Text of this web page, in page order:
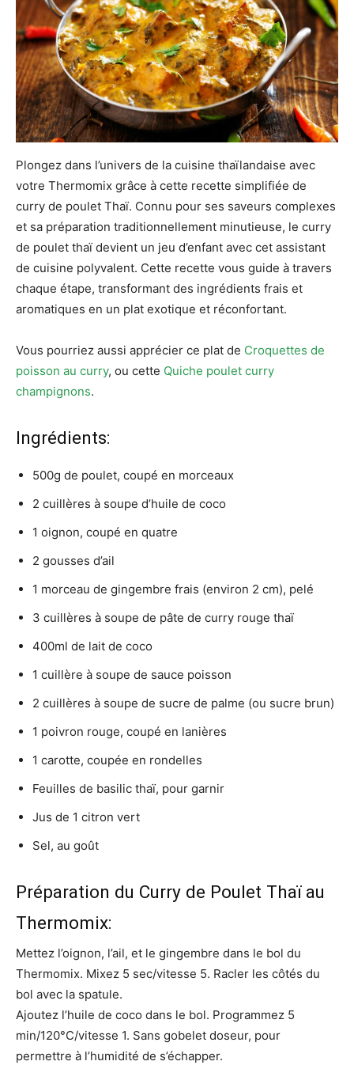
Plongez dans l’univers de la cuisine thaïlandaise avec
votre Thermomix grâce à cette recette simplifiée de
curry de poulet Thaï. Connu pour ses saveurs complexes
et sa préparation traditionnellement minutieuse, le curry
de poulet thaï devient un jeu d’enfant avec cet assistant
de cuisine polyvalent. Cette recette vous guide à travers
chaque étape, transformant des ingrédients frais et
aromatiques en un plat exotique et réconfortant.
Vous pourriez aussi apprécier ce plat de Croquettes de
poisson au curry, ou cette Quiche poulet curry
champignons.
Ingrédients:
500g de poulet, coupé en morceaux
2 cuillères à soupe d’huile de coco
1 oignon, coupé en quatre
2 gousses d’ail
1 morceau de gingembre frais (environ 2 cm), pelé
3 cuillères à soupe de pâte de curry rouge thaï
400ml de lait de coco
1 cuillère à soupe de sauce poisson
2 cuillères à soupe de sucre de palme (ou sucre brun)
1 poivron rouge, coupé en lanières
1 carotte, coupée en rondelles
Feuilles de basilic thaï, pour garnir
Jus de 1 citron vert
Sel, au goût
Préparation du Curry de Poulet Thaï au
Thermomix:
Mettez l’oignon, l’ail, et le gingembre dans le bol du
Thermomix. Mixez 5 sec/vitesse 5. Racler les côtés du
bol avec la spatule.
Ajoutez l’huile de coco dans le bol. Programmez 5
min/120°C/vitesse 1. Sans gobelet doseur, pour
permettre à l’humidité de s’échapper.